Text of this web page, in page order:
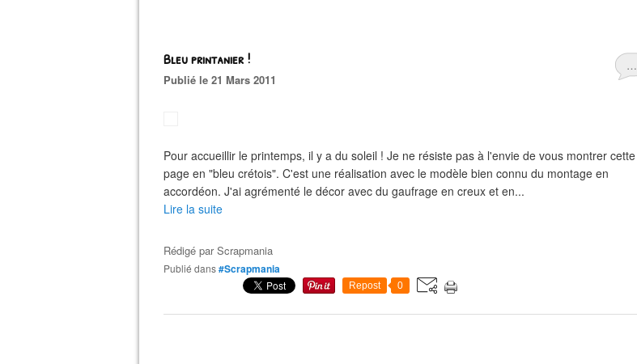
…
Bleu printanier !
Publié le 21 Mars 2011
Pour accueillir le printemps, il y a du soleil ! Je ne résiste pas à l'envie de vous montrer cette
page en "bleu crétois". C'est une réalisation avec le modèle bien connu du montage en
accordéon. J'ai agrémenté le décor avec du gaufrage en creux et en...
Lire la suite
Rédigé parScrapmania
Publié dans#Scrapmania
Repost 0